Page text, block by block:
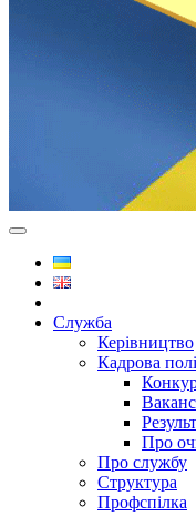
Служба
Керівництво
Кадрова
Про
Про службу
Структура
Профспілка